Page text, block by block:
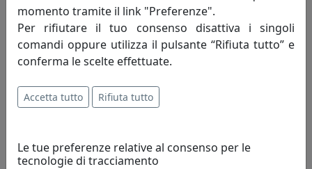
PORTAFOTO NOZZE D'ORO, RIQUADRO INTERNO 18X24
ARGENTATO CR127-4
momento tramite il link "Preferenze".
Per rifiutare il tuo consenso disattiva i singoli
comandi oppure utilizza il pulsante “Rifiuta tutto” e
conferma le scelte effettuate.
Accetta tutto Rifiuta tutto
Le tue preferenze relative al consenso per le
tecnologie di tracciamento